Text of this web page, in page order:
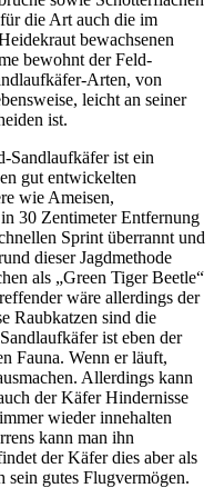
die Art auch die im
bewachsenen
bewohnt der Feld-
Arten, von
leicht an seiner
ist.
Sandlaufkäfer ist ein
gut entwickelten
wie Ameisen,
30 Zentimeter Entfernung
Sprint überrannt und
dieser Jagdmethode
als „Green Tiger Beetle“
wäre allerdings der
Raubkatzen sind die
ist eben der
Fauna. Wenn er läuft,
Allerdings kann
der Käfer Hindernisse
wieder innehalten
kann man ihn
der Käfer dies aber als
gutes Flugvermögen.